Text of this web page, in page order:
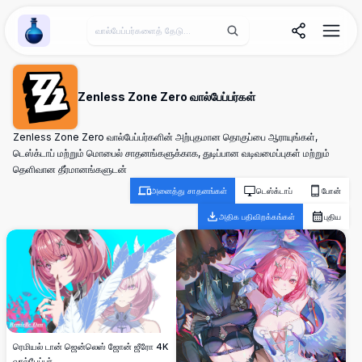
Wallpaper Alchemy
Zenless Zone Zero வால்பேப்பர்கள்
Zenless Zone Zero வால்பேப்பர்களின் அற்புதமான தொகுப்பை ஆராயுங்கள்,
டெஸ்க்டாப் மற்றும் மொபைல் சாதனங்களுக்காக, துடிப்பான வடிவமைப்புகள் மற்றும்
தெளிவான தீர்மானங்களுடன்
அனைத்து சாதனங்கள் டெஸ்க்டாப் போன்
அதிக பதிவிறக்கங்கள் புதிய
ரெமியல் டான் ஜென்லெஸ் ஜோன் ஜீரோ 4K